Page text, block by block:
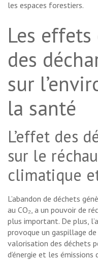
les espaces forestiers.
Les
des
sur
la santé
L’effet des
sur le
climatique
L’abandon de déchets
au CO₂, a un pouvoir de
plus important. De plus,
provoque un gaspillage
valorisation des déchets
d’énergie et les